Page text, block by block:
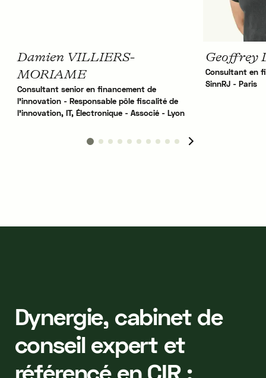
Damien VILLIERS-
MORIAME
Consultant senior en financement de
l'innovation - Responsable pôle fiscalité de
l'innovation, IT, Électronique - Associé - Lyon
Geoffrey
Consultant en
SinnRJ - Paris
Dynergie, cabinet de
conseil expert et
référencé en CIR :